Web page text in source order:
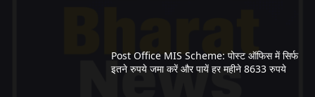
Post Office MIS Scheme: पोस्ट ऑफिस में सिर्फ
इतने रुपये जमा करें और पायें हर महीने 8633 रुपये